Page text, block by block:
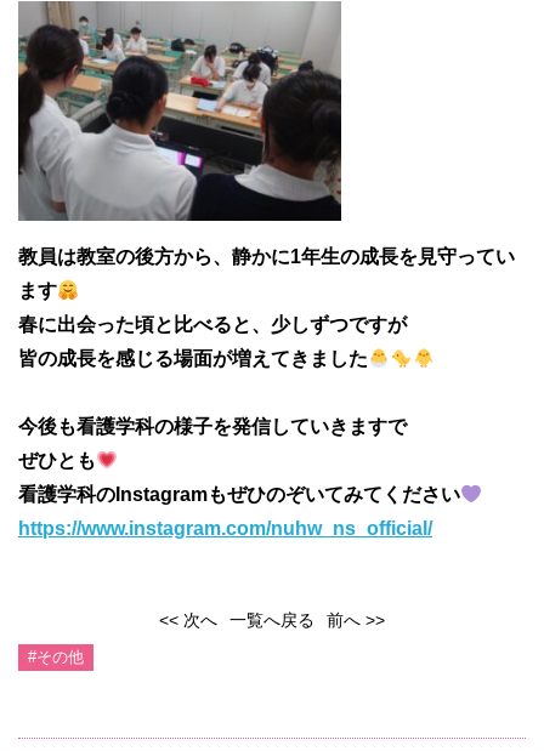
教員は教室の後方から、静かに1年生の成長を見守ってい
ます
春に出会った頃と比べると、少しずつですが
皆の成長を感じる場面が増えてきました
今後も看護学科の様子を発信していきますで
ぜひとも
看護学科のInstagramもぜひのぞいてみてください
https://www.instagram.com/nuhw_ns_official/
<< 次へ 一覧へ戻る 前へ >>
#その他